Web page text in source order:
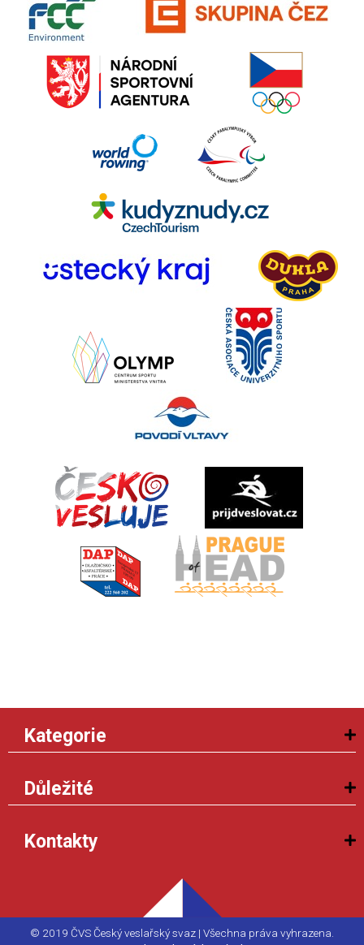
Kategorie
Důležité
Kontakty
© 2019 ČVS Český veslařský svaz | Všechna práva vyhrazena.